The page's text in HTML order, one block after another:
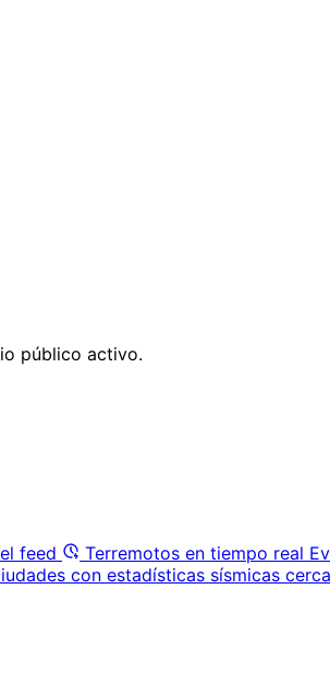
público activo.
feed Terremotos en tiempo real
con estadísticas sísmicas